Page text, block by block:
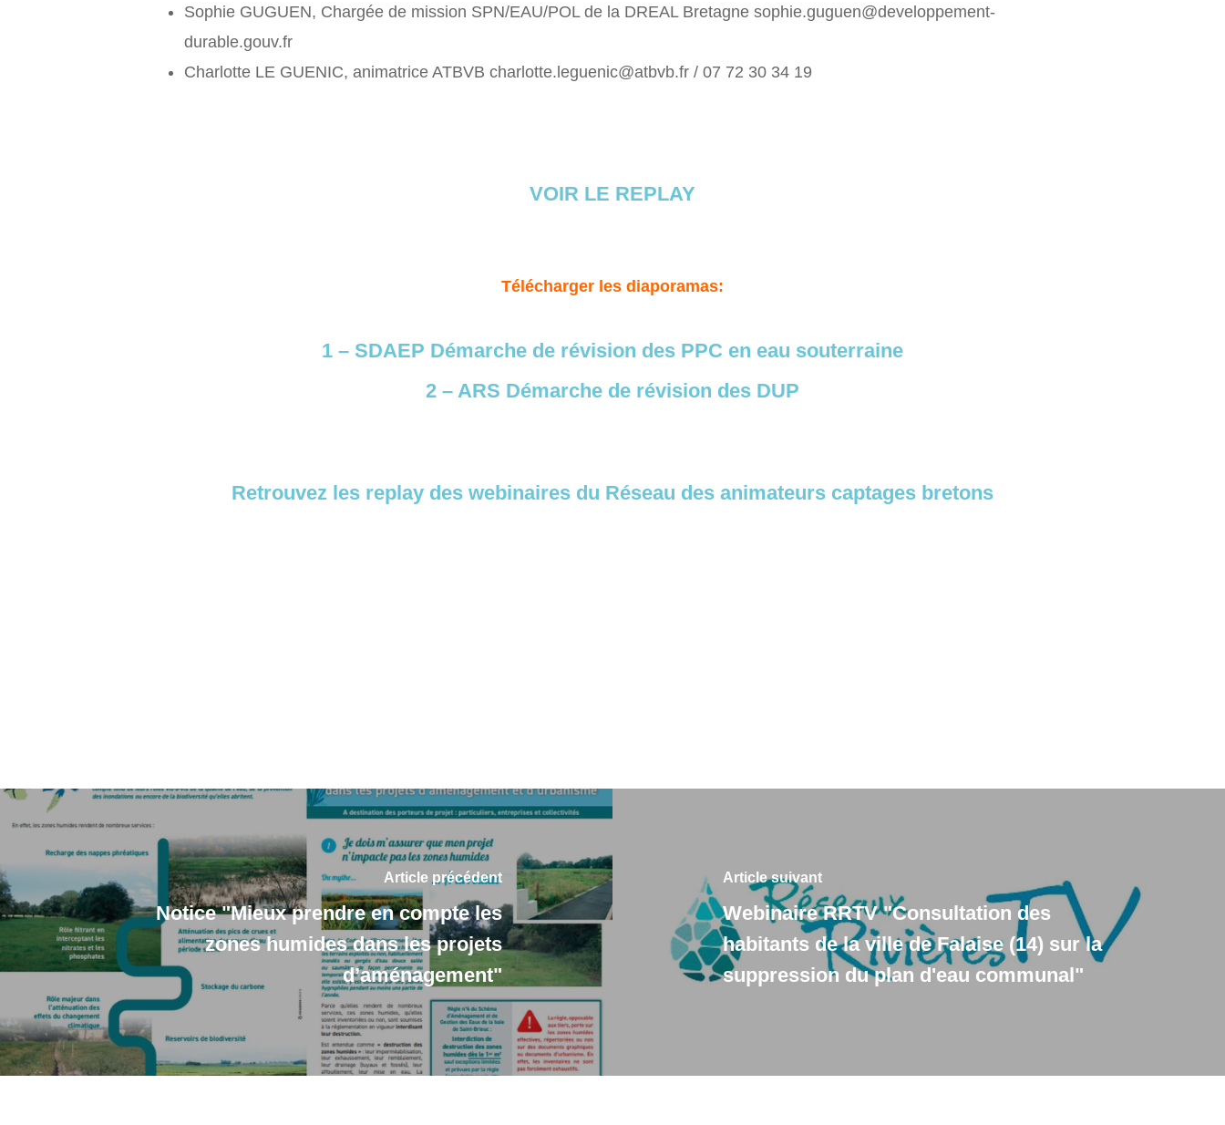
Sophie GUGUEN, Chargée de mission SPN/EAU/POL de la DREAL Bretagne sophie.guguen@developpement-
durable.gouv.fr
Charlotte LE GUENIC, animatrice ATBVB charlotte.leguenic@atbvb.fr / 07 72 30 34 19
VOIR LE REPLAY
Télécharger les diaporamas:
1 – SDAEP Démarche de révision des PPC en eau souterraine
2 – ARS Démarche de révision des DUP
Retrouvez les replay des webinaires du Réseau des animateurs captages bretons
Article précédent
Notice "Mieux prendre en compte les
zones humides dans les projets
d’aménagement"
Article suivant
Webinaire RRTV "Consultation des
habitants de la ville de Falaise (14) sur la
suppression du plan d'eau communal"